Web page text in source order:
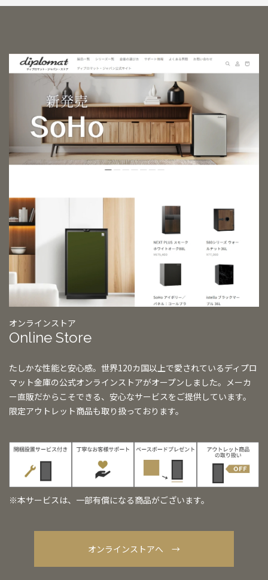
オンラインストア
Online Store
たしかな性能と安心感。世界120カ国以上で愛されているディプロ
マット金庫の公式オンラインストアがオープンしました。メーカ
ー直販だからこそできる、安心なサービスをご提供しています。
限定アウトレット商品も取り扱っております。
※本サービスは、一部有償になる商品がございます。
オンラインストアへ →